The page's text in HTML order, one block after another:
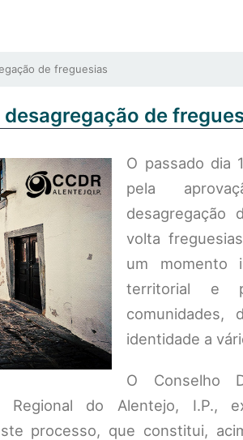
de freguesias
de
O passado dia
pela
desagregação
volta
um momento
territorial e
comunidades,
identidade a
O Conselho
Regional do Alentejo, I.P.,
processo, que constitui,